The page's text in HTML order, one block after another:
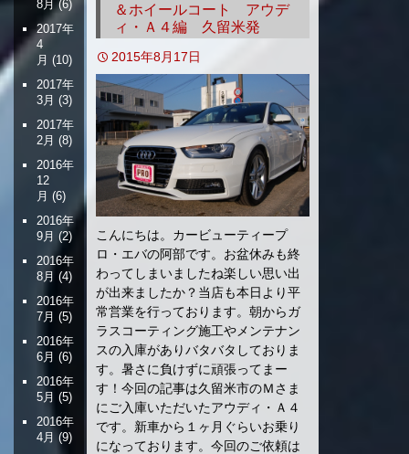
＆ホイールコート アウデ
ィ・Ａ４編 久留米発
2015年8月17日
こんにちは。カービューティープ
ロ・エバの阿部です。お盆休みも終
わってしまいましたね楽しい思い出
が出来ましたか？当店も本日より平
常営業を行っております。朝からガ
ラスコーティング施工やメンテナン
スの入庫がありバタバタしておりま
す。暑さに負けずに頑張ってまー
す！今回の記事は久留米市のＭさま
にご入庫いただいたアウディ・Ａ４
です。新車から１ヶ月ぐらいお乗り
になっております。今回のご依頼は
8月 (6)
2017年
4
月 (10)
2017年
3月 (3)
2017年
2月 (8)
2016年
12
月 (6)
2016年
9月 (2)
2016年
8月 (4)
2016年
7月 (5)
2016年
6月 (6)
2016年
5月 (5)
2016年
4月 (9)